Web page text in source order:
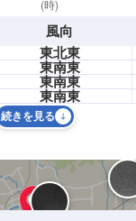
風向
東北東
東南東
東南東
東南東
続きを見る